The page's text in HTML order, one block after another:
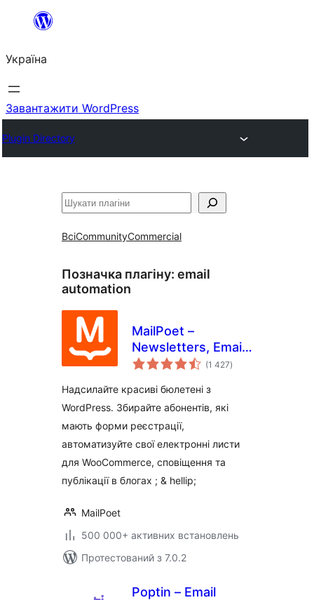
Перейти
вмісту
Україна
Завантажити WordPress
Plugin Directory
Пошук
ВсіCommunityCommercial
Позначка плагіну: email
automation
MailPoet –
Newsletters, Email
Marketing, and
(1 427загальний
рейтинг
)
Надсилайте красиві бюлетені з
WordPress. Збирайте абонентів, які
мають форми реєстрації,
автоматизуйте свої електронні листи
для WooCommerce, сповіщення та
публікації в блогах ; & hellip;
MailPoet
500 000+ активних встановлень
Протестований з 7.0.2
Poptin – Email